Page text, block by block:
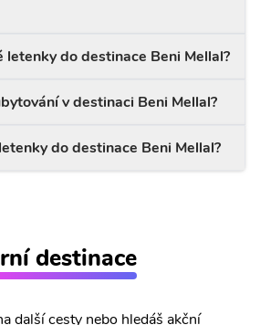
letenky do destinace Beni Mellal?
v destinaci Beni Mellal?
do destinace Beni Mellal?
destinace
další cesty nebo hledáš akční